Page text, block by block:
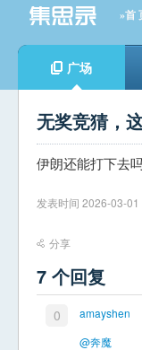
»首
广场
无奖竞猜，
伊朗还能打下去
发表时间 2026-03-01
分享
7 个回复
0
amayshen
@奔魔